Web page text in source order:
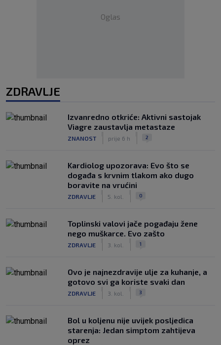
Oglas
ZDRAVLJE
Izvanredno otkriće: Aktivni sastojak
Viagre zaustavlja metastaze
ZNANOST prije 6 h 2
Kardiolog upozorava: Evo što se
događa s krvnim tlakom ako dugo
boravite na vrućini
ZDRAVLJE 5. kol. 0
Toplinski valovi jače pogađaju žene
nego muškarce. Evo zašto
ZDRAVLJE 3. kol. 1
Ovo je najnezdravije ulje za kuhanje, a
gotovo svi ga koriste svaki dan
ZDRAVLJE 3. kol. 3
Bol u koljenu nije uvijek posljedica
starenja: Jedan simptom zahtijeva
oprez